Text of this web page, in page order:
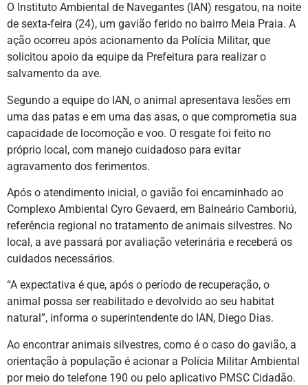
O Instituto Ambiental de Navegantes (IAN) resgatou, na noite
de sexta-feira (24), um gavião ferido no bairro Meia Praia. A
ação ocorreu após acionamento da Polícia Militar, que
solicitou apoio da equipe da Prefeitura para realizar o
salvamento da ave.
Segundo a equipe do IAN, o animal apresentava lesões em
uma das patas e em uma das asas, o que comprometia sua
capacidade de locomoção e voo. O resgate foi feito no
próprio local, com manejo cuidadoso para evitar
agravamento dos ferimentos.
Após o atendimento inicial, o gavião foi encaminhado ao
Complexo Ambiental Cyro Gevaerd, em Balneário Camboriú,
referência regional no tratamento de animais silvestres. No
local, a ave passará por avaliação veterinária e receberá os
cuidados necessários.
“A expectativa é que, após o período de recuperação, o
animal possa ser reabilitado e devolvido ao seu habitat
natural”, informa o superintendente do IAN, Diego Dias.
Ao encontrar animais silvestres, como é o caso do gavião, a
orientação à população é acionar a Polícia Militar Ambiental
por meio do telefone 190 ou pelo aplicativo PMSC Cidadão.